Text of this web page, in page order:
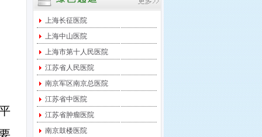
底泵采购项目进行院内竞
争性
宝应县中医医院 关于西
门子DR维修保养服务项目
采
宝应县中医医院 关于临
时起搏器采购项目进行竞
争性
上海长征医院
上海中山医院
上海市第十人民医院
江苏省人民医院
南京军区南京总医院
江苏省中医院
江苏省肿瘤医院
南京鼓楼医院